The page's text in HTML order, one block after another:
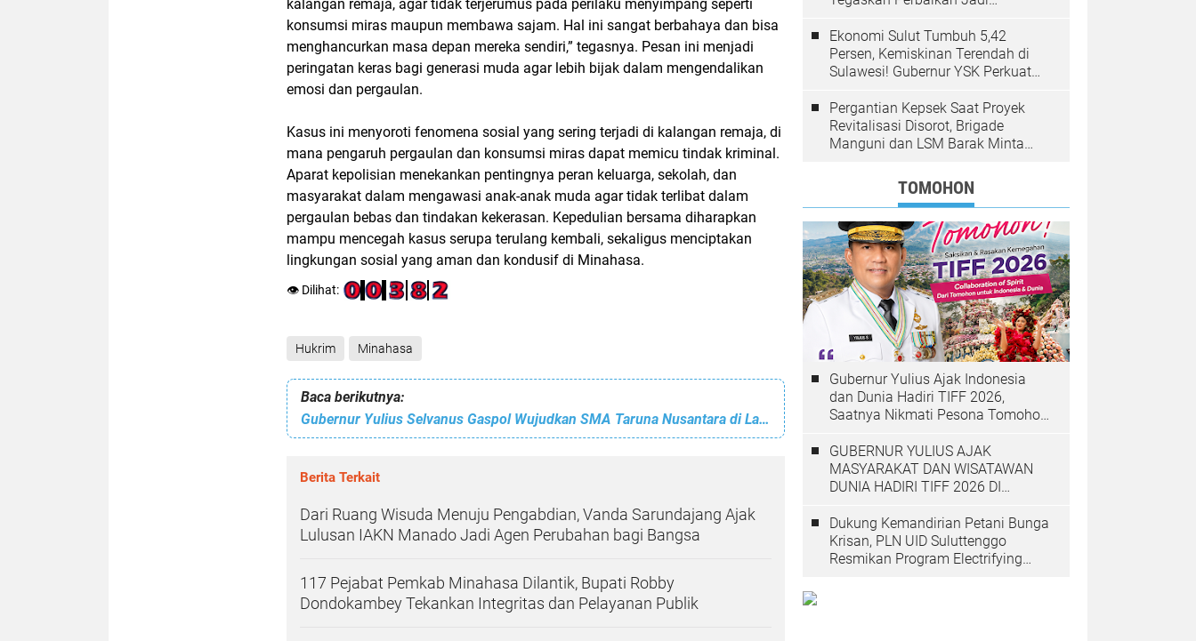
kalangan remaja, agar tidak terjerumus pada perilaku menyimpang seperti
konsumsi miras maupun membawa sajam. Hal ini sangat berbahaya dan bisa
menghancurkan masa depan mereka sendiri,” tegasnya. Pesan ini menjadi
peringatan keras bagi generasi muda agar lebih bijak dalam mengendalikan
emosi dan pergaulan.
Kasus ini menyoroti fenomena sosial yang sering terjadi di kalangan remaja, di
mana pengaruh pergaulan dan konsumsi miras dapat memicu tindak kriminal.
Aparat kepolisian menekankan pentingnya peran keluarga, sekolah, dan
masyarakat dalam mengawasi anak-anak muda agar tidak terlibat dalam
pergaulan bebas dan tindakan kekerasan. Kepedulian bersama diharapkan
mampu mencegah kasus serupa terulang kembali, sekaligus menciptakan
lingkungan sosial yang aman dan kondusif di Minahasa.
👁️ Dilihat:
Hukrim Minahasa
Baca berikutnya:
Gubernur Yulius Selvanus Gaspol Wujudkan SMA Taruna Nusantara di Langowan: Sulut Siap Cetak Generasi Tangguh dan Berkarakter
Berita Terkait
Dari Ruang Wisuda Menuju Pengabdian, Vanda Sarundajang Ajak
Lulusan IAKN Manado Jadi Agen Perubahan bagi Bangsa
117 Pejabat Pemkab Minahasa Dilantik, Bupati Robby
Dondokambey Tekankan Integritas dan Pelayanan Publik
Ekonomi Sulut Tumbuh 5,42
Persen, Kemiskinan Terendah di
Sulawesi! Gubernur YSK Perkuat
Rakyat
Pergantian Kepsek Saat Proyek
Revitalisasi Disorot, Brigade
Manguni dan LSM Barak Minta
TOMOHON
Gubernur Yulius Ajak Indonesia
dan Dunia Hadiri TIFF 2026,
Saatnya Nikmati Pesona Tomohon
GUBERNUR YULIUS AJAK
MASYARAKAT DAN WISATAWAN
DUNIA HADIRI TIFF 2026 DI
Dukung Kemandirian Petani Bunga
Krisan, PLN UID Suluttenggo
Resmikan Program Electrifying